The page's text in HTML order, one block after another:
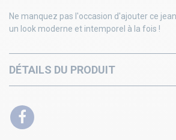
Ne manquez pas l'occasion d'ajouter ce
un look moderne et intemporel à la fois !
DÉTAILS DU PRODUIT